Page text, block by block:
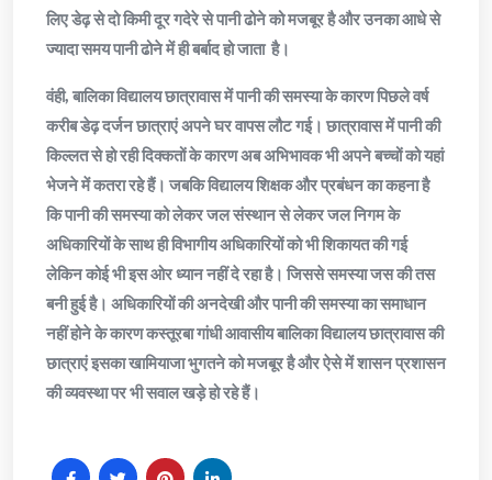
लिए डेढ़ से दो किमी दूर गदेरे से पानी ढोने को मजबूर है और उनका आधे से
ज्यादा समय पानी ढोने में ही बर्बाद हो जाता है।
वंही, बालिका विद्यालय छात्रावास में पानी की समस्या के कारण पिछले वर्ष
करीब डेढ़ दर्जन छात्राएं अपने घर वापस लौट गई। छात्रावास में पानी की
किल्लत से हो रही दिक्कतों के कारण अब अभिभावक भी अपने बच्चों को यहां
भेजने में कतरा रहे हैं। जबकि विद्यालय शिक्षक और प्रबंधन का कहना है
कि पानी की समस्या को लेकर जल संस्थान से लेकर जल निगम के
अधिकारियों के साथ ही विभागीय अधिकारियों को भी शिकायत की गई
लेकिन कोई भी इस ओर ध्यान नहीं दे रहा है। जिससे समस्या जस की तस
बनी हुई है। अधिकारियों की अनदेखी और पानी की समस्या का समाधान
नहीं होने के कारण कस्तूरबा गांधी आवासीय बालिका विद्यालय छात्रावास की
छात्राएं इसका खामियाजा भुगतने को मजबूर है और ऐसे में शासन प्रशासन
की व्यवस्था पर भी सवाल खड़े हो रहे हैं।